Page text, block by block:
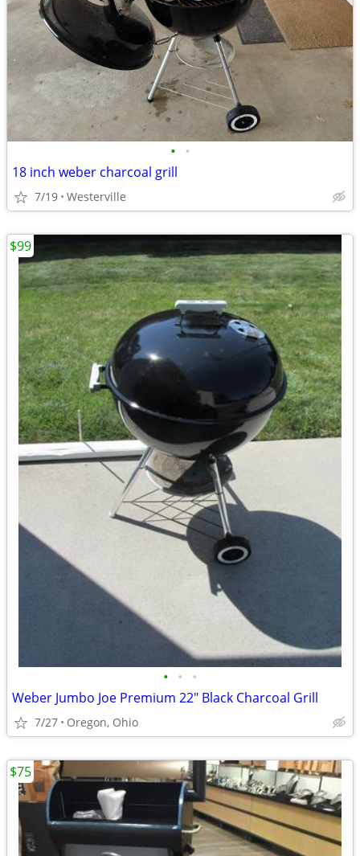
• •
18 inch weber charcoal grill
7/19 Westerville
• • •
Weber Jumbo Joe Premium 22" Black Charcoal Grill
7/27 Oregon, Ohio
$99
$75